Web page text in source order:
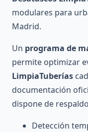
modulares para
Madrid.
Un programa de
permite optimizar
LimpiaTuberías
documentación
dispone de
Detección